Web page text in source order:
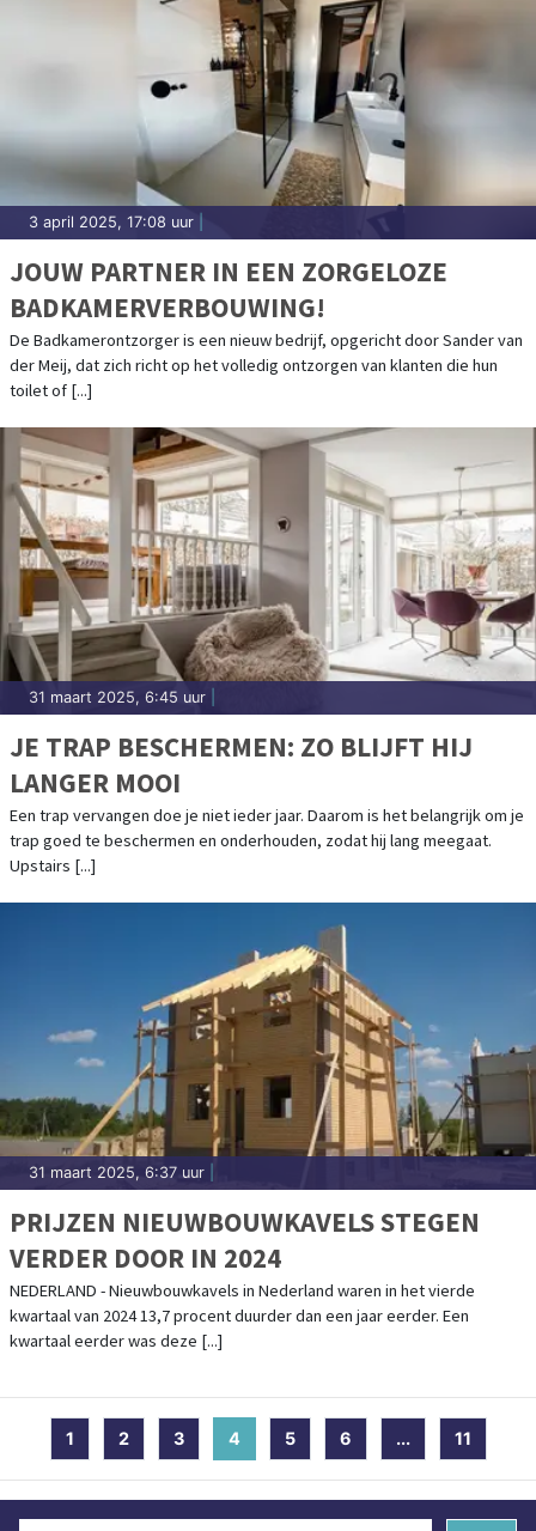
3 april 2025, 17:08 uur
JOUW PARTNER IN EEN ZORGELOZE
BADKAMERVERBOUWING!
De Badkamerontzorger is een nieuw bedrijf, opgericht door Sander van
der Meij, dat zich richt op het volledig ontzorgen van klanten die hun
toilet of [...]
31 maart 2025, 6:45 uur
JE TRAP BESCHERMEN: ZO BLIJFT HIJ
LANGER MOOI
Een trap vervangen doe je niet ieder jaar. Daarom is het belangrijk om je
trap goed te beschermen en onderhouden, zodat hij lang meegaat.
Upstairs [...]
31 maart 2025, 6:37 uur
PRIJZEN NIEUWBOUWKAVELS STEGEN
VERDER DOOR IN 2024
NEDERLAND - Nieuwbouwkavels in Nederland waren in het vierde
kwartaal van 2024 13,7 procent duurder dan een jaar eerder. Een
kwartaal eerder was deze [...]
1 2 3 4 (current)
5 6 ... 11